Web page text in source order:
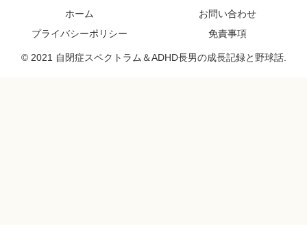
ホーム
お問い合わせ
プライバシーポリシー
免責事項
© 2021 自閉症スペクトラム＆ADHD長男の成長記録と野球話.